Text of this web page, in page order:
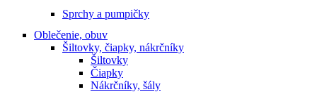
Sprchy a pumpičky
Oblečenie, obuv
Šiltovky, čiapky, nákrčníky
Šiltovky
Čiapky
Nákrčníky, šály